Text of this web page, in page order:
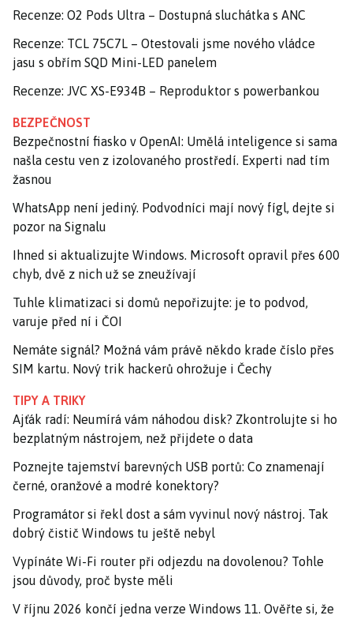
Recenze: O2 Pods Ultra – Dostupná sluchátka s ANC
Recenze: TCL 75C7L – Otestovali jsme nového vládce
jasu s obřím SQD Mini-LED panelem
Recenze: JVC XS-E934B – Reproduktor s powerbankou
BEZPEČNOST
Bezpečnostní fiasko v OpenAI: Umělá inteligence si sama
našla cestu ven z izolovaného prostředí. Experti nad tím
žasnou
WhatsApp není jediný. Podvodníci mají nový fígl, dejte si
pozor na Signalu
Ihned si aktualizujte Windows. Microsoft opravil přes 600
chyb, dvě z nich už se zneužívají
Tuhle klimatizaci si domů nepořizujte: je to podvod,
varuje před ní i ČOI
Nemáte signál? Možná vám právě někdo krade číslo přes
SIM kartu. Nový trik hackerů ohrožuje i Čechy
TIPY A TRIKY
Ajťák radí: Neumírá vám náhodou disk? Zkontrolujte si ho
bezplatným nástrojem, než přijdete o data
Poznejte tajemství barevných USB portů: Co znamenají
černé, oranžové a modré konektory?
Programátor si řekl dost a sám vyvinul nový nástroj. Tak
dobrý čistič Windows tu ještě nebyl
Vypínáte Wi-Fi router při odjezdu na dovolenou? Tohle
jsou důvody, proč byste měli
V říjnu 2026 končí jedna verze Windows 11. Ověřte si, že